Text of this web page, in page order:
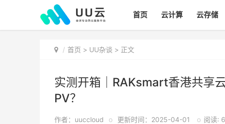
首页 云计算 云存储
首页 > UU杂谈 > 正文
实测开箱｜RAKsmart香港共享
PV？
作者：uuccloud o 更新时间：2025-04-01 o 阅读: